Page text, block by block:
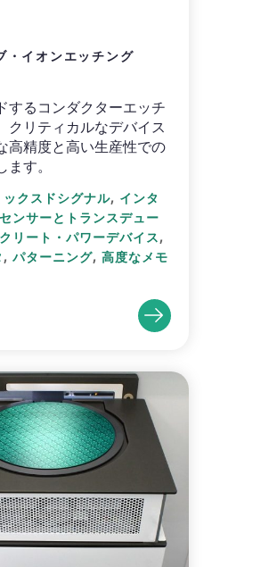
・イオンエッチング
するコンダクターエッチ
クリティカルなデバイス
高精度と高い生産性での
す。
ックスドシグナル, インタ
センサーとトランスデュー
リート・パワーデバイス,
, パターニング, 高度なメモ